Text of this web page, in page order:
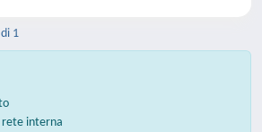
1
rete interna